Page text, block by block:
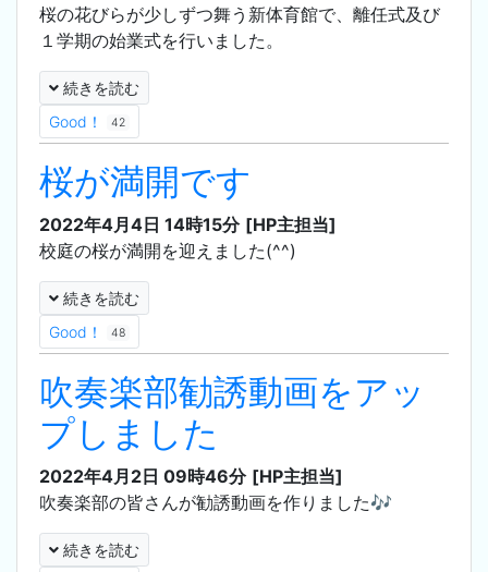
桜の花びらが少しずつ舞う新体育館で、離任式及び
１学期の始業式を行いました。
続きを読む
Good！
42
桜が満開です
2022年4月4日 14時15分 [HP主担当]
校庭の桜が満開を迎えました(^^)
続きを読む
Good！
48
吹奏楽部勧誘動画をアッ
プしました
2022年4月2日 09時46分 [HP主担当]
吹奏楽部の皆さんが勧誘動画を作りました🎶
続きを読む